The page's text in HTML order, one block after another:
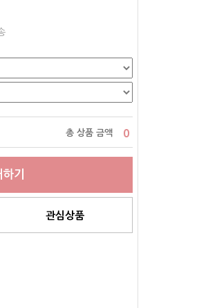
총 상품 금액 0
기
관심상품